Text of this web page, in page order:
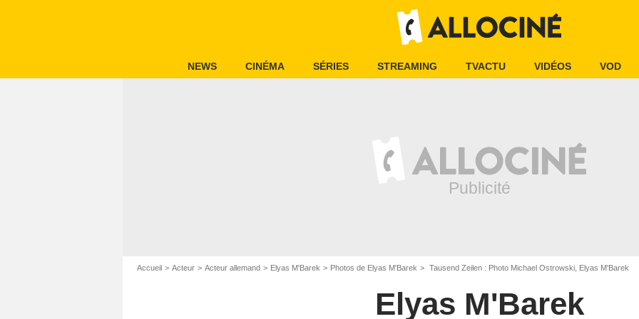
NEWS CINÉMA SÉRIES STREAMING TVACTU VIDÉOS VOD
Accueil Acteur Acteur allemand Elyas M'Barek Photos de Elyas M'Barek Tausend Zeilen : Photo Michael Ostrowski, Elyas M'Barek
Elyas M'Barek